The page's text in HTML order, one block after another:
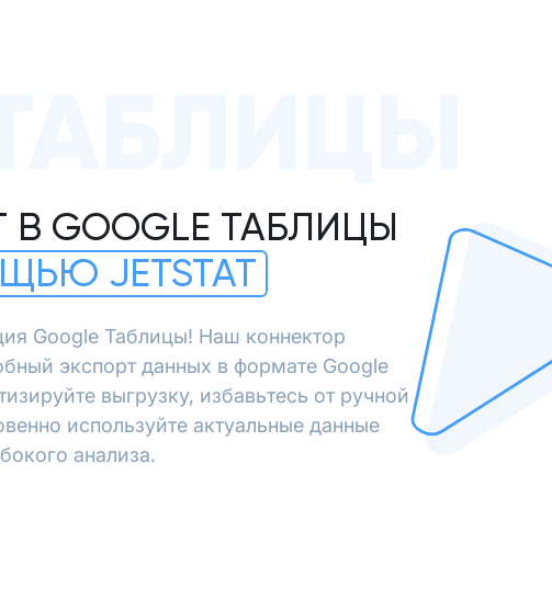
GOOGLE ТАБЛИЦЫ
JETSTAT
Google Таблицы! Наш коннектор
экспорт данных в формате Google
выгрузку, избавьтесь от ручной
используйте актуальные данные
анализа.